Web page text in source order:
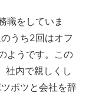
職をしていま
うち2回はオフ
ようです。この
社内で親しくし
ポツと会社を辞